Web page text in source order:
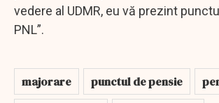
vedere al UDMR, eu vă prezint
PNL”.
majorare punctul de pensie